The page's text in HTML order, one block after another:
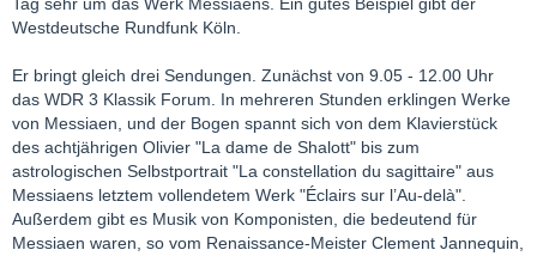
Tag sehr um das Werk Messiaens. Ein gutes Beispiel gibt der
Westdeutsche Rundfunk Köln.
Er bringt gleich drei Sendungen. Zunächst von 9.05 - 12.00 Uhr
das WDR 3 Klassik Forum. In mehreren Stunden erklingen Werke
von Messiaen, und der Bogen spannt sich von dem Klavierstück
des achtjährigen Olivier "La dame de Shalott" bis zum
astrologischen Selbstportrait "La constellation du sagittaire" aus
Messiaens letztem vollendetem Werk "Éclairs sur l’Au-delà".
Außerdem gibt es Musik von Komponisten, die bedeutend für
Messiaen waren, so vom Renaissance-Meister Clement Jannequin,